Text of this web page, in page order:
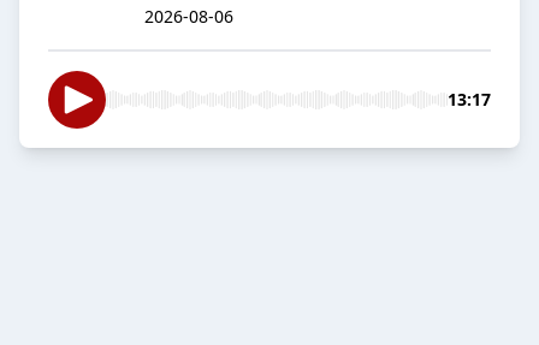
2026-08-06
13:17